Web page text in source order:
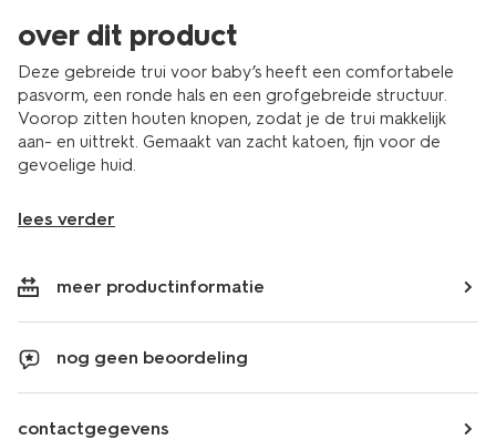
over dit product
Deze gebreide trui voor baby’s heeft een comfortabele
pasvorm, een ronde hals en een grofgebreide structuur.
Voorop zitten houten knopen, zodat je de trui makkelijk
aan- en uittrekt. Gemaakt van zacht katoen, fijn voor de
gevoelige huid.
lees verder
meer productinformatie
nog geen beoordeling
contactgegevens